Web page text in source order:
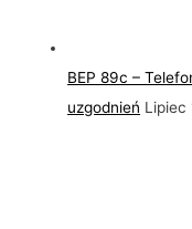
BEP 89c –
uzgodnień Lipiec